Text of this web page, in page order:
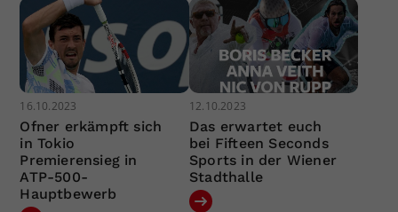
16.10.2023
Ofner erkämpft sich
in Tokio
Premierensieg in
ATP-500-
Hauptbewerb
12.10.2023
Das erwartet euch
bei Fifteen Seconds
Sports in der Wiener
Stadthalle